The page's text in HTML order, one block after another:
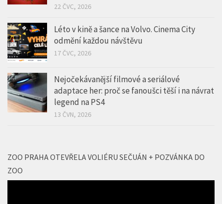
22 ČVC, 2026
Léto v kině a šance na Volvo. Cinema City
odmění každou návštěvu
17 ČVC, 2026
Nejočekávanější filmové a seriálové
adaptace her: proč se fanoušci těší i na návrat
legend na PS4
13 ČVN, 2026
ZOO PRAHA OTEVŘELA VOLIÉRU SEČUÁN + POZVÁNKA DO
ZOO